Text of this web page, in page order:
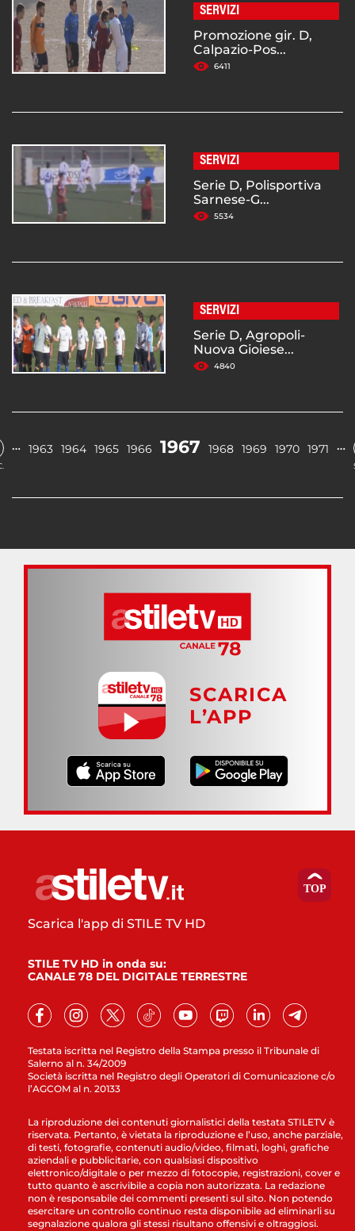
SERVIZI
Promozione gir. D,
Calpazio-Pos...
6411
SERVIZI
Serie D, Polisportiva
Sarnese-G...
5534
SERVIZI
Serie D, Agropoli-
Nuova Gioiese...
4840
… 1963 1964 1965 1966 1967 1968 1969 1970 1971 …
SCARICA
L’APP
Testata iscritta nel Registro della Stampa presso il Tribunale di
Salerno al n. 34/2009
Società iscritta nel Registro degli Operatori di Comunicazione c/o
l’AGCOM al n. 20133
Scarica l'app di STILE TV HD
STILE TV HD in onda su:
CANALE 78 DEL DIGITALE TERRESTRE
La riproduzione dei contenuti giornalistici della testata STILETV è
riservata. Pertanto, è vietata la riproduzione e l’uso, anche parziale,
di testi, fotografie, contenuti audio/video, filmati, loghi, grafiche
aziendali e pubblicitarie, con qualsiasi dispositivo
elettronico/digitale o per mezzo di fotocopie, registrazioni, cover e
tutto quanto è ascrivibile a copia non autorizzata. La redazione
non è responsabile dei commenti presenti sul sito. Non potendo
esercitare un controllo continuo resta disponibile ad eliminarli su
segnalazione qualora gli stessi risultano offensivi e oltraggiosi.